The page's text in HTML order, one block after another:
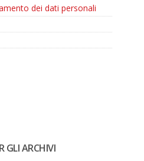
dei dati personali
GLI ARCHIVI